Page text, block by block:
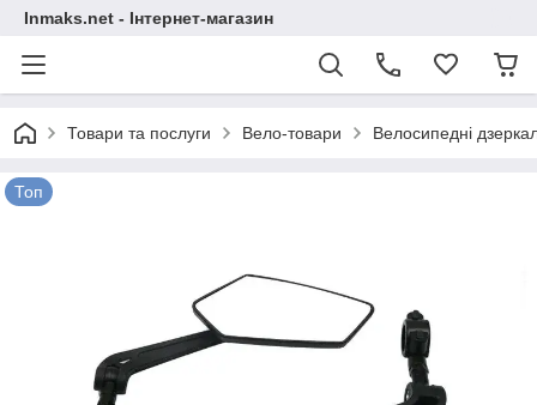
Inmaks.net - Інтернет-магазин
Товари та послуги Вело-товари Велосипедні
Топ